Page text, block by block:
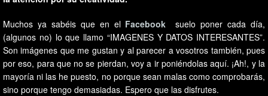
Muchos ya sabéis que en el Facebook suelo poner cada día,
(algunos no) lo que llamo “IMAGENES Y DATOS INTERESANTES”.
Son imágenes que me gustan y al parecer a vosotros también, pues
por eso, para que no se pierdan, voy a ir poniéndolas aquí. ¡Ah!, y la
mayoría ni las he puesto, no porque sean malas como comprobarás,
sino porque tengo demasiadas. Espero que las disfrutes.